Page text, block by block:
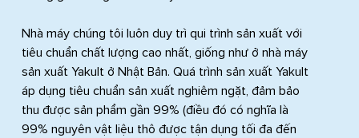
Nhà máy chúng tôi luôn duy trì qui trình sản xuất với
tiêu chuẩn chất lượng cao nhất, giống như ở nhà máy
sản xuất Yakult ở Nhật Bản. Quá trình sản xuất Yakult
áp dụng tiêu chuẩn sản xuất nghiêm ngặt, đảm bảo
thu được sản phẩm gần 99% (điều đó có nghĩa là
99% nguyên vật liệu thô được tận dụng tối đa đến